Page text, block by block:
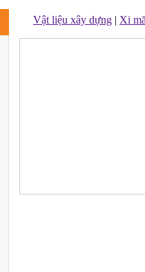
Vật liệu xây dựng | Xi